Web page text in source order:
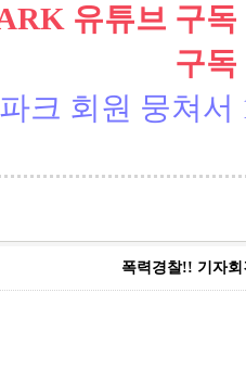
유튜브 구
구독
크 회원 뭉쳐서
폭력경찰!! 기자